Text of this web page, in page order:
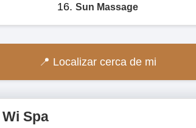
16. Sun Massage
Localizar cerca de mi
Spa